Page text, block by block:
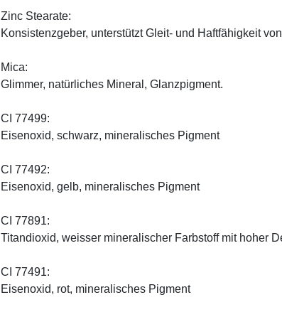
Zinc Stearate:
Konsistenzgeber, unterstützt Gleit- und Haftfähigkeit
Mica:
Glimmer, natürliches Mineral, Glanzpigment.
CI 77499:
Eisenoxid, schwarz, mineralisches Pigment
CI 77492:
Eisenoxid, gelb, mineralisches Pigment
CI 77891:
Titandioxid, weisser mineralischer Farbstoff mit hoher
CI 77491:
Eisenoxid, rot, mineralisches Pigment